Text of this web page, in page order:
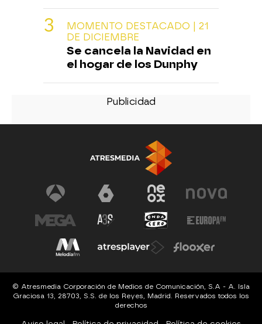
MOMENTO DESTACADO | 21
DE DICIEMBRE
Se cancela la Navidad en
el hogar de los Dunphy
© Atresmedia Corporación de Medios de Comunicación, S.A - A. Isla
Graciosa 13, 28703, S.S. de los Reyes, Madrid. Reservados todos los
derechos